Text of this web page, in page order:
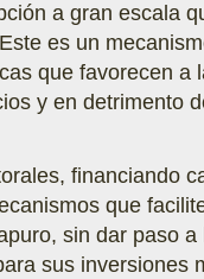
a gran escala
es un
que favorecen
y en detrimento
financiando
que
sin dar paso
sus inversiones